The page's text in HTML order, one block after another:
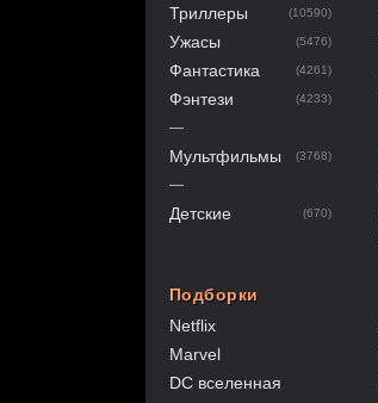
Триллеры (10590)
Ужасы (5476)
Фантастика (4261)
Фэнтези (4233)
—
Мультфильмы (3768)
—
Детские (670)
Подборки
Netflix
Marvel
DC вселенная